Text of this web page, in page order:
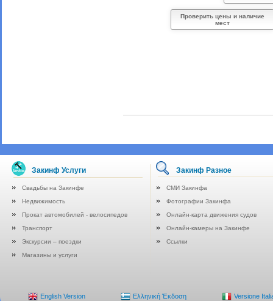
Проверить цены и наличие
мест
Закинф Услуги Закинф Разное
Свадьбы на Закинфе
СМИ Закинфа
Недвижимость
Фотографии Закинфа
Прокат автомобилей - велосипедов
Онлайн-карта движения судов
Транспорт
Онлайн-камеры на Закинфе
Экскурсии – поездки
Ссылки
Магазины и услуги
English Version Ελληνική Έκδοση Versione